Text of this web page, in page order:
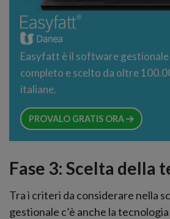
Easyfatt è il software gestionale
completo e scelto da oltre
italiane.
PROVALO GRATIS ORA
Fase 3: Scelta della
Tra i criteri da considerare nella
gestionale c’è anche la tecnologia